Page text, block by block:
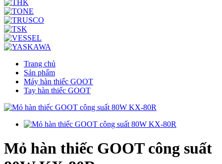
Trang chủ
Sản phẩm
Máy hàn thiếc GOOT
Tay hàn thiếc GOOT
Mỏ hàn thiếc GOOT công suất